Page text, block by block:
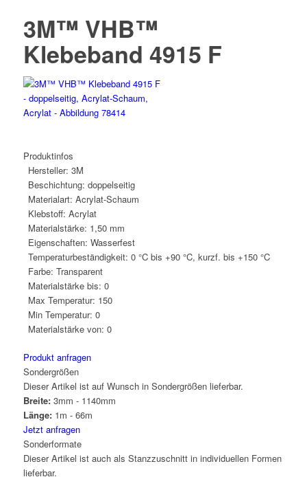
3M™ VHB™
Klebeband 4915 F
Produktinfos
Hersteller: 3M
Beschichtung: doppelseitig
Materialart: Acrylat-Schaum
Klebstoff: Acrylat
Materialstärke: 1,50 mm
Eigenschaften: Wasserfest
Temperaturbeständigkeit: 0 °C bis +90 °C, kurzf. bis +150 °C
Farbe: Transparent
Materialstärke bis: 0
Max Temperatur: 150
Min Temperatur: 0
Materialstärke von: 0
Produkt anfragen
Sondergrößen
Dieser Artikel ist auf Wunsch in Sondergrößen lieferbar.
Breite:3mm - 1140mm
Länge:1m - 66m
Jetzt anfragen
Sonderformate
Dieser Artikel ist auch als Stanzzuschnitt in individuellen Formen
lieferbar.